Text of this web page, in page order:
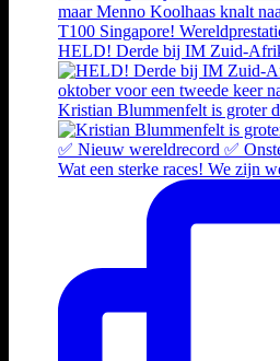
HELD! Derde bij IM Zuid-
Kristian Blummenfelt is groter
Wat een sterke races! We zijn